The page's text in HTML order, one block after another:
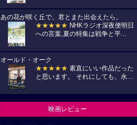
あの花が咲く丘で、君とまた出会えたら。
★★★★★ NHKラジオ深夜便明日
への言葉,夏の特集は戦争と平...
オールド・オーク
★★★★★ 素直にいい作品だった
と思います。 それにしても、永...
映画レビュー